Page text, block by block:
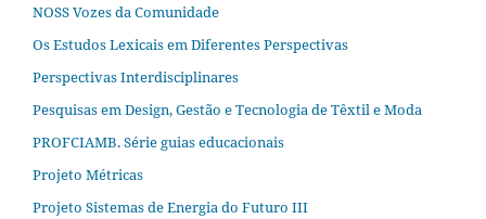
NOSS Vozes da Comunidade
Os Estudos Lexicais em Diferentes Perspectivas
Perspectivas Interdisciplinares
Pesquisas em Design, Gestão e Tecnologia de Têxtil e Moda
PROFCIAMB. Série guias educacionais
Projeto Métricas
Projeto Sistemas de Energia do Futuro III